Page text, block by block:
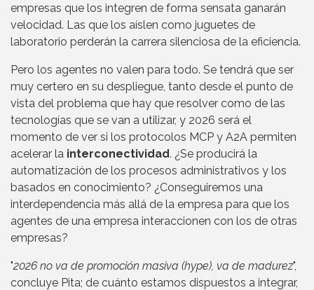
empresas que los integren de forma sensata ganarán
velocidad. Las que los aíslen como juguetes de
laboratorio perderán la carrera silenciosa de la eficiencia.
Pero los agentes no valen para todo. Se tendrá que ser
muy certero en su despliegue, tanto desde el punto de
vista del problema que hay que resolver como de las
tecnologías que se van a utilizar, y 2026 será el
momento de ver si los protocolos MCP y A2A permiten
acelerar la interconectividad. ¿Se producirá la
automatización de los procesos administrativos y los
basados en conocimiento? ¿Conseguiremos una
interdependencia más allá de la empresa para que los
agentes de una empresa interaccionen con los de otras
empresas?
"2026 no va de promoción masiva (hype), va de madurez",
concluye Pita; de cuánto estamos dispuestos a integrar,